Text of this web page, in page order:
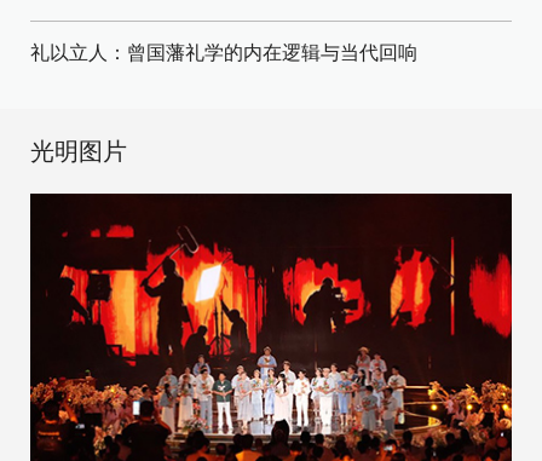
礼以立人：曾国藩礼学的内在逻辑与当代回响
光明图片